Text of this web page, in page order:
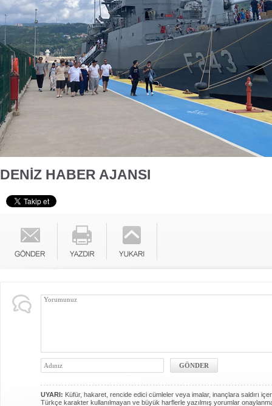
DENİZ HABER AJANSI
UYARI: Küfür, hakaret, rencide edici cümleler veya imalar, inançlara saldırı
Türkçe karakter kullanılmayan ve büyük harflerle yazılmış yorumlar